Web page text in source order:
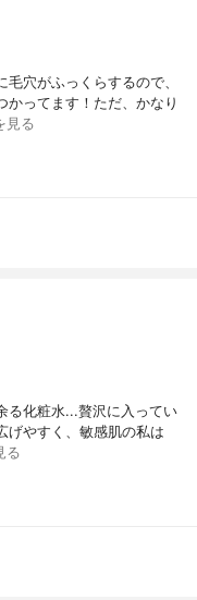
穴がふっくらするので、
かってます！ただ、かなり
見る
る化粧水...贅沢に入ってい
やすく、敏感肌の私は
る